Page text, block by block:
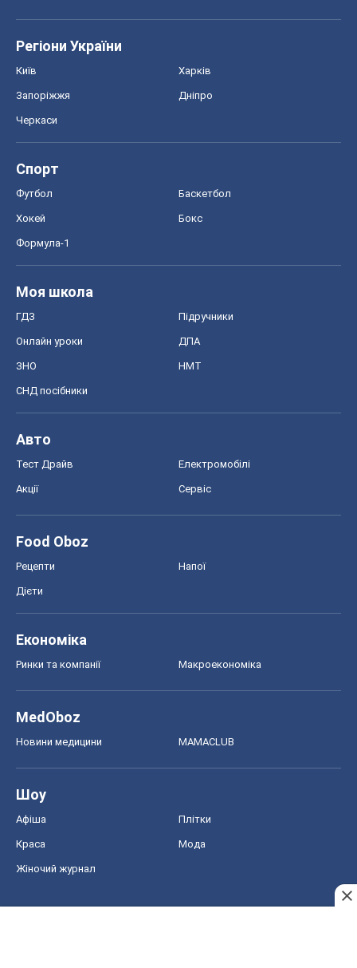
Регіони України
Київ Харків
Запоріжжя Дніпро
Черкаси
Спорт
Футбол Баскетбол
Хокей Бокс
Формула-1
Моя школа
ГДЗ Підручники
Онлайн уроки ДПА
ЗНО НМТ
СНД посібники
Авто
Тест Драйв Електромобілі
Акції Сервіс
Food Oboz
Рецепти Напої
Дієти
Економіка
Ринки та компанії Макроекономіка
MedOboz
Новини медицини MAMACLUB
Шоу
Афіша Плітки
Краса Мода
Жіночий журнал